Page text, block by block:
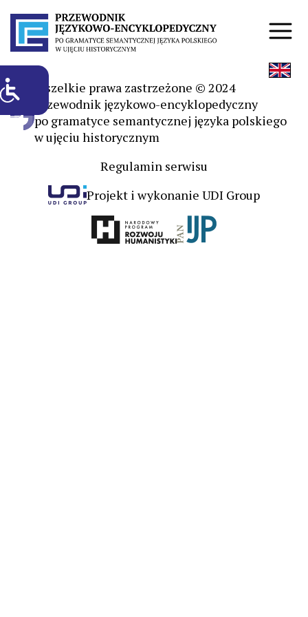
Wszelkie prawa zastrzeżone © 2024
Przewodnik językowo-encyklopedyczny
po gramatyce semantycznej języka polskiego
w ujęciu historycznym
Regulamin serwisu
Projekt i wykonanie UDI Group